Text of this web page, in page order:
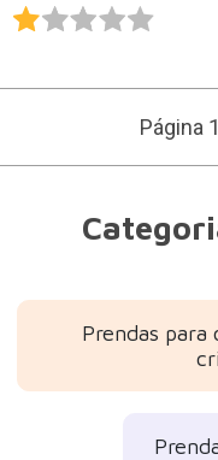
Página
Prendas